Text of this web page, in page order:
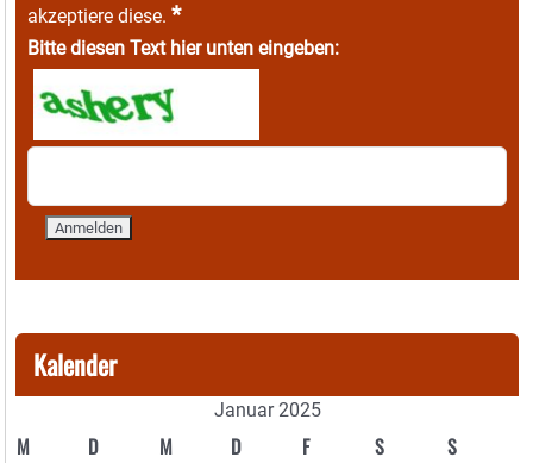
akzeptiere diese. *
Bitte diesen Text hier unten eingeben:
Kalender
Januar 2025
M D M D F S S